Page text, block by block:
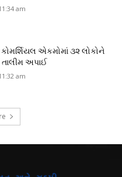
am
કોમર્શિયલ એકમોમાં ૩૨ લોકોને
તાલીમ અપાઈ
am